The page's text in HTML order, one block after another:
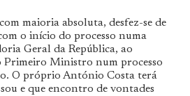
maioria absoluta, desfez-se de
o início do processo numa
Geral da República, ao
Primeiro Ministro num processo
O próprio António Costa terá
e que encontro de vontades